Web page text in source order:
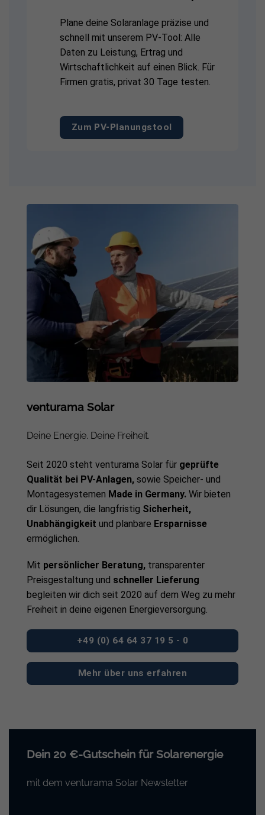
Plane deine Solaranlage präzise und
schnell mit unserem PV-Tool: Alle
Daten zu Leistung, Ertrag und
Wirtschaftlichkeit auf einen Blick. Für
Firmen gratis, privat 30 Tage testen.
Zum PV-Planungstool
venturama Solar
Deine Energie. Deine Freiheit.
Seit 2020 steht venturama Solar für geprüfte
Qualität bei PV-Anlagen, sowie Speicher- und
Montagesystemen Made in Germany. Wir bieten
dir Lösungen, die langfristig Sicherheit,
Unabhängigkeit und planbare Ersparnisse
ermöglichen.
Mit persönlicher Beratung, transparenter
Preisgestaltung und schneller Lieferung
begleiten wir dich seit 2020 auf dem Weg zu mehr
Freiheit in deine eigenen Energieversorgung.
+49 (0) 64 64 37 19 5 - 0
Mehr über uns erfahren
Dein 20 €-Gutschein für Solarenergie
mit dem venturama Solar Newsletter